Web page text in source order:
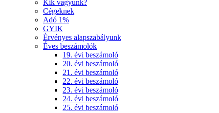
Kik vagyunk?
Cégeknek
Adó 1%
GYIK
Érvényes alapszabályunk
Éves beszámolók
19. évi beszámoló
20. évi beszámoló
21. évi beszámoló
22. évi beszámoló
23. évi beszámoló
24. évi beszámoló
25. évi beszámoló